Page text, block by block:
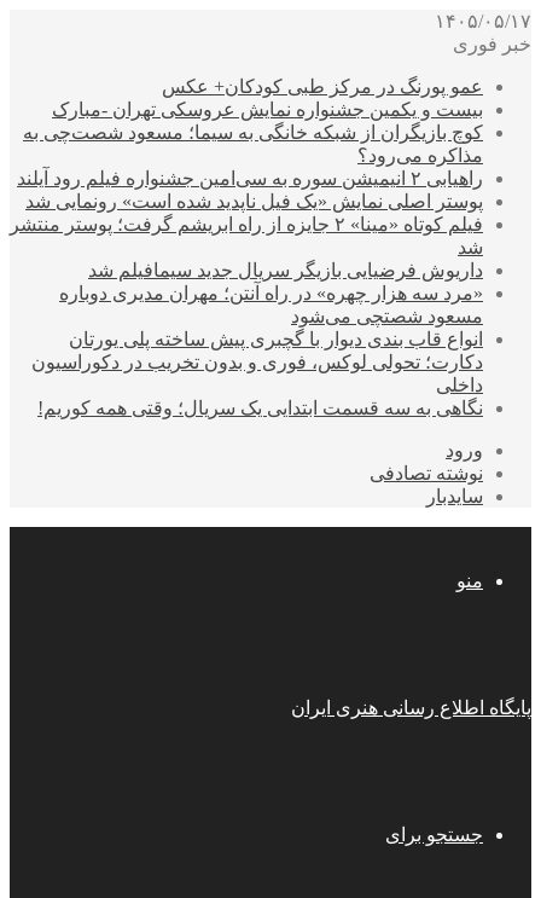
۱۴۰۵/۰۵/۱۷
خبر فوری
عمو پورنگ در مرکز طبی کودکان+ عکس
بیست و یکمین جشنواره نمایش عروسکی تهران -مبارک
کوچ بازیگران از شبکه خانگی به سیما؛ مسعود شصت‌چی به
مذاکره می‌رود؟
راهیابی ۲ انیمیشن سوره به سی‌امین جشنواره فیلم رود آیلند
پوستر اصلی نمایش «یک فیل ناپدید شده است» رونمایی شد
فیلم کوتاه «مینا» ۲ جایزه از راه ابریشم گرفت؛ پوستر منتشر
شد
داریوش فرضیایی بازیگر سریال جدید سیمافیلم شد
«مرد سه هزار چهره» در راه آنتن؛ مهران مدیری دوباره
مسعود شصتچی می‌شود
انواع قاب بندی دیوار با گچبری پیش ساخته پلی یورتان
دکارت؛ تحولی لوکس، فوری و بدون تخریب در دکوراسیون
داخلی
نگاهی به سه قسمت ابتدایی یک سریال؛ وقتی همه کوریم!
ورود
نوشته تصادفی
سایدبار
منو
پایگاه اطلاع رسانی هنری ایران
جستجو برای